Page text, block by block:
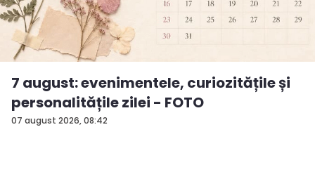
07 august 2026, 08:42
7 august: evenimentele, curiozitățile și
personalitățile zilei - FOTO